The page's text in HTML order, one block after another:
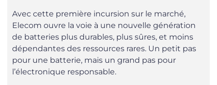
Avec cette première incursion sur le marché,
Elecom ouvre la voie à une nouvelle génération
de batteries plus durables, plus sûres, et moins
dépendantes des ressources rares. Un petit pas
pour une batterie, mais un grand pas pour
l’électronique responsable.